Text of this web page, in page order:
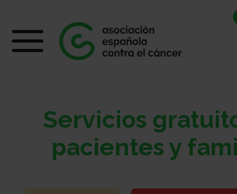
Servicios
pacientes y